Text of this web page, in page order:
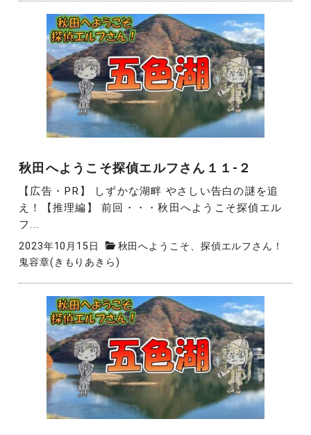
秋田へようこそ探偵エルフさん１１-２
【広告・PR】 しずかな湖畔 やさしい告白の謎を追
え！【推理編】 前回・・・秋田へようこそ探偵エル
フ...
2023年10月15日
秋田へようこそ、探偵エルフさん！
鬼容章(きもりあきら)